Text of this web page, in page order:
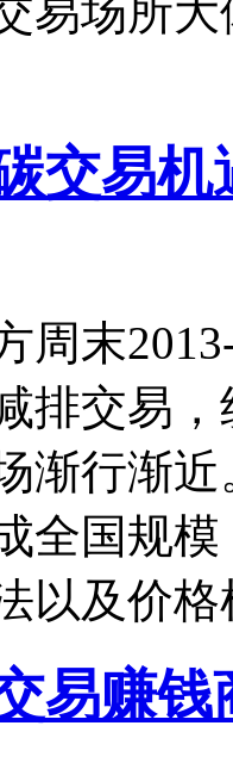
易场所
交易
周末
排交易
渐行渐
全国规
以及价格
易赚